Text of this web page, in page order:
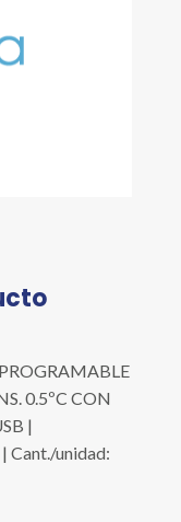
0.5ºC CON
|
Cant./unidad: